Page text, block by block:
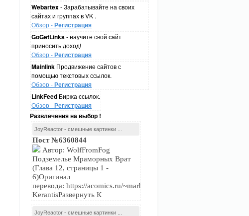
Webartex- Зарабатывайте на своих
сайтах и группах в VK .
Обзор -Регистрация
GoGetLinks- научите свой сайт
приносить доход!
Обзор -Регистрация
Mainlink Продвижение сайтов с
помощью текстовых ссылок.
Обзор -Регистрация
LinkFeed Биржа ссылок.
Обзор -Регистрация
Развлечения на выбор !
JoyReactor - смешные картинки ...
Пост №6360844
Автор: WolfFromFog
Подземелье Мраморных Врат
(Глава 12, страницы 1 -
6)Оригинал
перевода: https://acomics.ru/~marblegateПереводчик:
KerantisРазвернуть К
JoyReactor - смешные картинки ...